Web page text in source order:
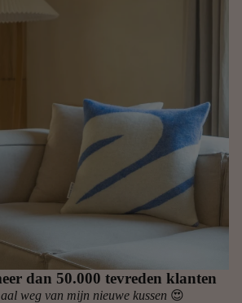
dan 50.000 tevreden klanten
weg van mijn nieuwe kussen 😍